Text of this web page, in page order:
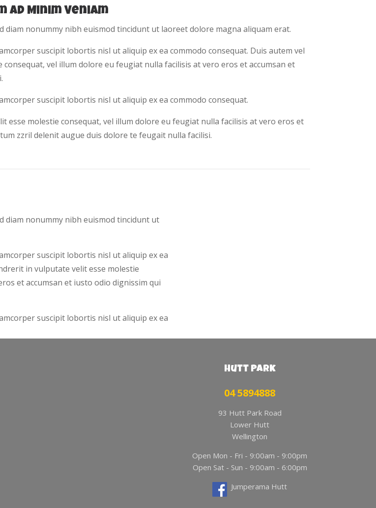
Ad Minim Veniam
diam nonummy nibh euismod tincidunt ut laoreet dolore magna aliquam erat.
suscipit lobortis nisl ut aliquip ex ea commodo consequat. Duis autem vel
vel illum dolore eu feugiat nulla facilisis at vero eros et accumsan et
suscipit lobortis nisl ut aliquip ex ea commodo consequat.
molestie consequat, vel illum dolore eu feugiat nulla facilisis at vero eros et
zzril delenit augue duis dolore te feugait nulla facilisi.
diam nonummy nibh euismod tincidunt ut
suscipit lobortis nisl ut aliquip ex ea
in vulputate velit esse molestie
et accumsan et iusto odio dignissim qui
suscipit lobortis nisl ut aliquip ex ea
Hutt Park
04 5894888
93 Hutt Park Road
Lower Hutt
Wellington
Open Mon - Fri - 9:00am - 9:00pm
Open Sat - Sun - 9:00am - 6:00pm
Jumperama Hutt